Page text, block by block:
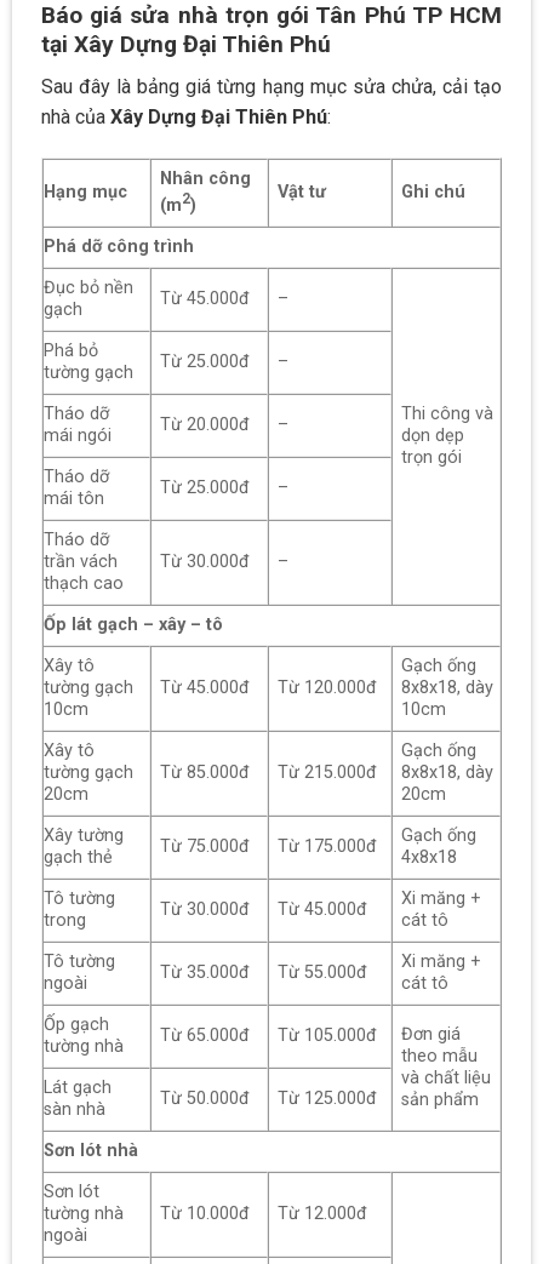
Báo giá sửa nhà trọn gói Tân Phú TP HCM
tại Xây Dựng Đại Thiên Phú
Sau đây là bảng giá từng hạng mục sửa chửa, cải tạo
nhà của Xây Dựng Đại Thiên Phú:
Hạng mục
Nhân công
(m2)
Vật tư Ghi chú
Phá dỡ công trình
Đục bỏ nền
gạch
Từ 45.000đ –
Thi công và
dọn dẹp
trọn gói
Phá bỏ
tường gạch
Từ 25.000đ –
Tháo dỡ
mái ngói
Từ 20.000đ –
Tháo dỡ
mái tôn
Từ 25.000đ –
Tháo dỡ
trần vách
thạch cao
Từ 30.000đ –
Ốp lát gạch – xây – tô
Xây tô
tường gạch
10cm
Từ 45.000đ Từ 120.000đ
Gạch ống
8x8x18, dày
10cm
Xây tô
tường gạch
20cm
Từ 85.000đ Từ 215.000đ
Gạch ống
8x8x18, dày
20cm
Xây tường
gạch thẻ
Từ 75.000đ Từ 175.000đ
Gạch ống
4x8x18
Tô tường
trong
Từ 30.000đ Từ 45.000đ
Xi măng +
cát tô
Tô tường
ngoài
Từ 35.000đ Từ 55.000đ
Xi măng +
cát tô
Ốp gạch
tường nhà
Từ 65.000đ Từ 105.000đ
Đơn giá
theo mẫu
và chất liệu
sản phẩm
Lát gạch
sàn nhà
Từ 50.000đ Từ 125.000đ
Sơn lót nhà
Sơn lót
tường nhà
ngoài
Từ 10.000đ Từ 12.000đ